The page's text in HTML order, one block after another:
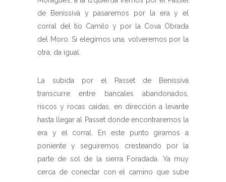
de Benissivà y pasaremos por la era y el
corral del tío Camilo y por la Cova Obrada
del Moro. Si elegimos una, volveremos por la
otra, da igual.
La subida por el Passet de Benissivà
transcurre entre bancales abandonados,
riscos y rocas caídas, en dirección a levante
hasta llegar al Passet donde encontraremos la
era y el corral. En este punto giramos a
poniente y seguiremos cresteando por la
parte de sol de la sierra Foradada. Ya muy
cerca de conectar con el camino que sube